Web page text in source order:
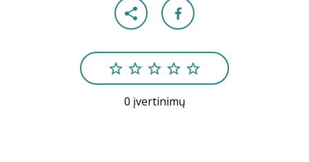
0 įvertinimų